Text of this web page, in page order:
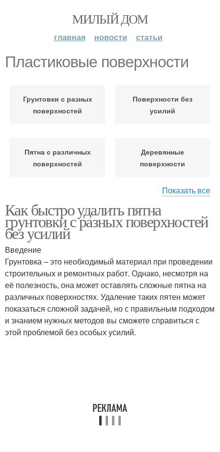
МИЛЫЙ ДОМ
главная новости статьи
Пластиковые поверхности
Грунтовки с разных
поверхностей
Поверхности без
усилий
Пятна с различных
поверхностей
Деревянные
поверхности
Металлические
поверхности
поверхности
Бетонные поверхности
Показать все
Как быстро удалить пятна
грунтовки с разных поверхностей
без усилий
Введение
Грунтовка – это необходимый материал при проведении
строительных и ремонтных работ. Однако, несмотря на
её полезность, она может оставлять сложные пятна на
различных поверхностях. Удаление таких пятен может
показаться сложной задачей, но с правильным подходом
и знанием нужных методов вы сможете справиться с
этой проблемой без особых усилий.